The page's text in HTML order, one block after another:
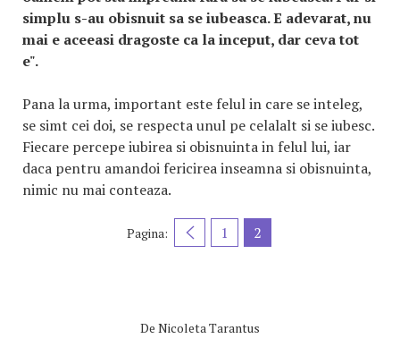
simplu s-au obisnuit sa se iubeasca. E adevarat, nu
mai e aceeasi dragoste ca la inceput, dar ceva tot
e".
Pana la urma, important este felul in care se inteleg,
se simt cei doi, se respecta unul pe celalalt si se iubesc.
Fiecare percepe iubirea si obisnuinta in felul lui, iar
daca pentru amandoi fericirea inseamna si obisnuinta,
nimic nu mai conteaza.
Pagina: 1 2
De Nicoleta Tarantus